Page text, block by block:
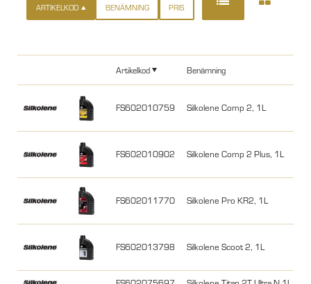
ARTIKELKOD BENÄMNING PRIS
Artikelkod Benämning
FS602010759 Silkolene Comp 2, 1L
FS602010902 Silkolene Comp 2 Plus, 1L
FS602011770 Silkolene Pro KR2, 1L
FS602013798 Silkolene Scoot 2, 1L